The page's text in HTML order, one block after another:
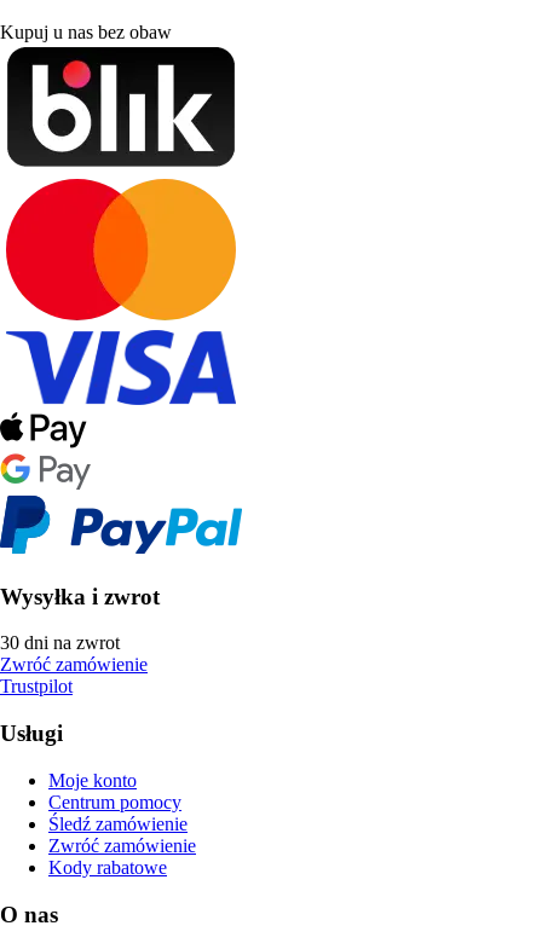
Kupuj u nas bez obaw
Wysyłka i zwrot
30 dni na zwrot
Zwróć zamówienie
Trustpilot
Usługi
Moje konto
Centrum pomocy
Śledź zamówienie
Zwróć zamówienie
Kody rabatowe
O nas